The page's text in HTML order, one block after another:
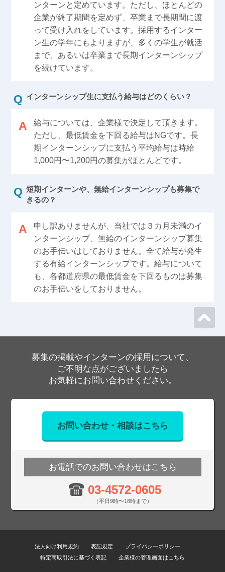
ンターンと定めています。ただし、ほとんどの
企業が終了期間を定めず、卒業まで長期間に渡
って受け入れをしています。採用するインター
ン生の学年にもよりますが、多くの学生が就活
まで、あるいは卒業まで長期インターンシップ
を続けています。
インターンシップ生に支払う給与はどのくらい？
給与については、企業様で決定して頂きます。
ただし、最低賃金を下回る給与はNGです。長
期インターンシップに支払う平均給与は時給
1,000円〜1,200円の募集がほとんどです。
短期インターンや、無給インターンシップも募集で
きるの？
申し訳ありませんが、当社では３カ月未満のイ
ンターンシップ、無給のインターンシップ募集
のお手伝いはしておりません。全て給与が発生
する有給インターンシップです。給与について
も、各都道府県の最低賃金を下回るものは募集
のお手伝いをしておりません。
募集の掲載やインターンの採用について、
ご不明な点がございましたら
お気軽にお問い合わせください。
お問い合わせ・相談はこちら
お電話でのお問い合わせはこちら
03-4572-0605
（平日9時〜18時まで）
法人向け利用規約 表記規定
プライバシーポリシー
特定商取引法に基づく表記
企業様の管理画面はこちら